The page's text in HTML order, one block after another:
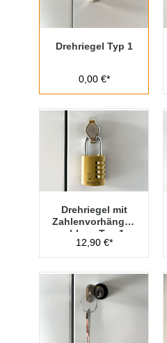
Drehriegel Typ 1
0,00 €*
Drehriegel mit
Zahlenvorhänges
chloss Typ 1
12,90 €*